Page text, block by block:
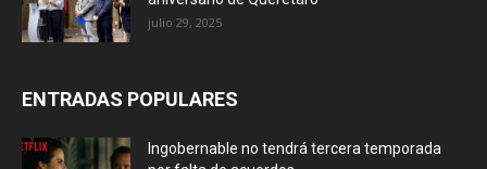
julio 29, 2025
ENTRADAS POPULARES
Ingobernable no tendrá tercera temporada